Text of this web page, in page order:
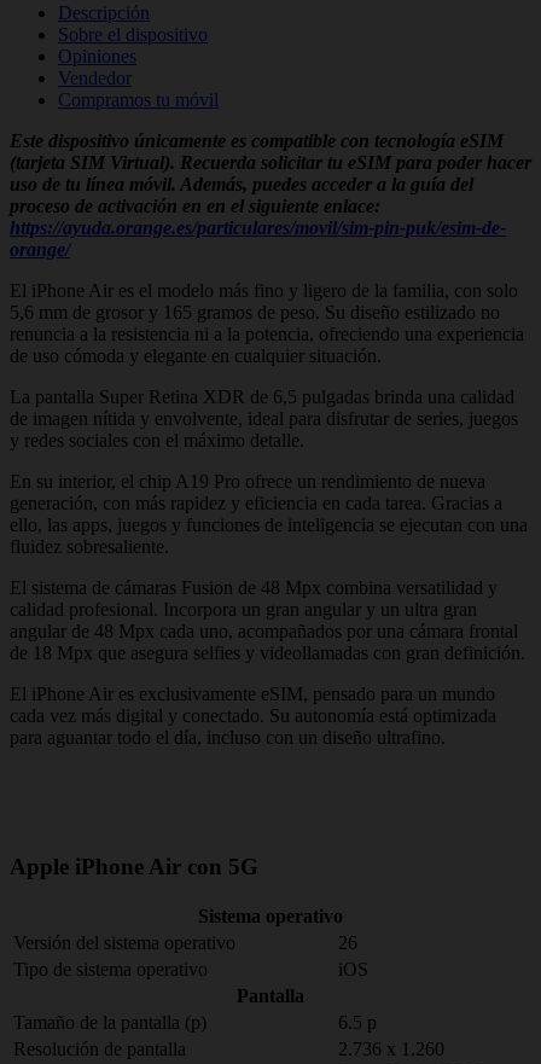
Descripción
Sobre el dispositivo
Opiniones
Vendedor
Compramos tu móvil
Este dispositivo únicamente es compatible con tecnología eSIM
(tarjeta SIM Virtual). Recuerda solicitar tu eSIM para poder hacer
uso de tu línea móvil. Además, puedes acceder a la guía del
proceso de activación en en el siguiente enlace:
https://ayuda.orange.es/particulares/movil/sim-pin-puk/esim-de-
orange/
El iPhone Air es el modelo más fino y ligero de la familia, con solo
5,6 mm de grosor y 165 gramos de peso. Su diseño estilizado no
renuncia a la resistencia ni a la potencia, ofreciendo una experiencia
de uso cómoda y elegante en cualquier situación.
La pantalla Super Retina XDR de 6,5 pulgadas brinda una calidad
de imagen nítida y envolvente, ideal para disfrutar de series, juegos
y redes sociales con el máximo detalle.
En su interior, el chip A19 Pro ofrece un rendimiento de nueva
generación, con más rapidez y eficiencia en cada tarea. Gracias a
ello, las apps, juegos y funciones de inteligencia se ejecutan con una
fluidez sobresaliente.
El sistema de cámaras Fusion de 48 Mpx combina versatilidad y
calidad profesional. Incorpora un gran angular y un ultra gran
angular de 48 Mpx cada uno, acompañados por una cámara frontal
de 18 Mpx que asegura selfies y videollamadas con gran definición.
El iPhone Air es exclusivamente eSIM, pensado para un mundo
cada vez más digital y conectado. Su autonomía está optimizada
para aguantar todo el día, incluso con un diseño ultrafino.
Apple iPhone Air con 5G
Sistema operativo
Versión del sistema operativo
26
Tipo de sistema operativo
iOS
Pantalla
Tamaño de la pantalla (p)
6.5 p
Resolución de pantalla
2.736 x 1.260